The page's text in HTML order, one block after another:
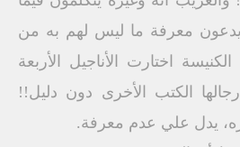
معرفة ما ليس لهم به من
اختارت الأناجيل الأربعة
الكتب الأخرى دون دليل!!
يدل علي عدم معرفة.